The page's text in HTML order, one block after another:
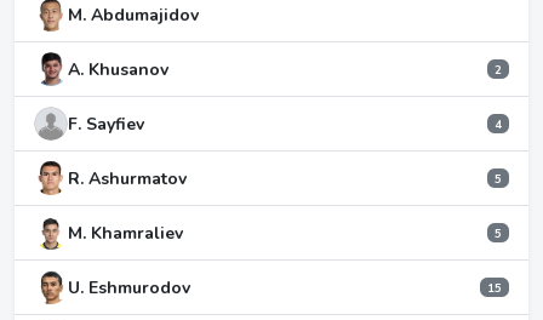
M. Abdumajidov
A. Khusanov 2
F. Sayfiev 4
R. Ashurmatov 5
M. Khamraliev 5
U. Eshmurodov 15